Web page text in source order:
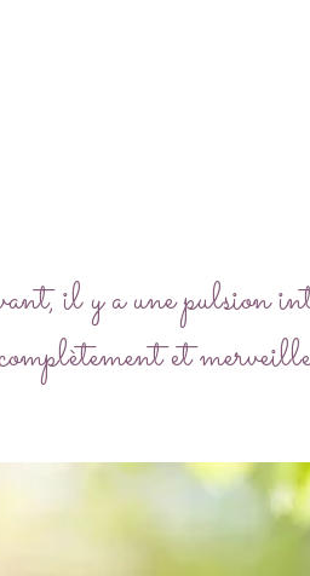
il y a une pulsion
et